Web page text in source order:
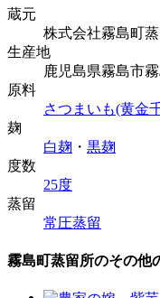
蔵元
株式会社霧島町
生産地
鹿児島県霧島市
原料
さつまいも(黄金
麹
白麹 ・ 黒麹
度数
25度
蒸留
常圧蒸留
霧島町蒸留所のその他